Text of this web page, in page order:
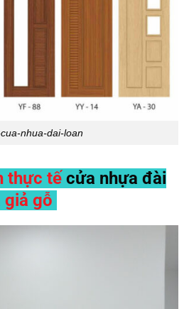
nhua-dai-loan
thực tế cửa nhựa đài
giả gỗ